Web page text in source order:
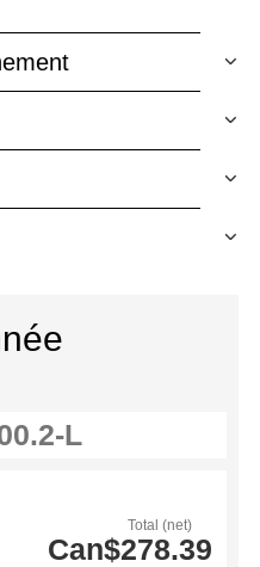
Total (net)
Can$278.39